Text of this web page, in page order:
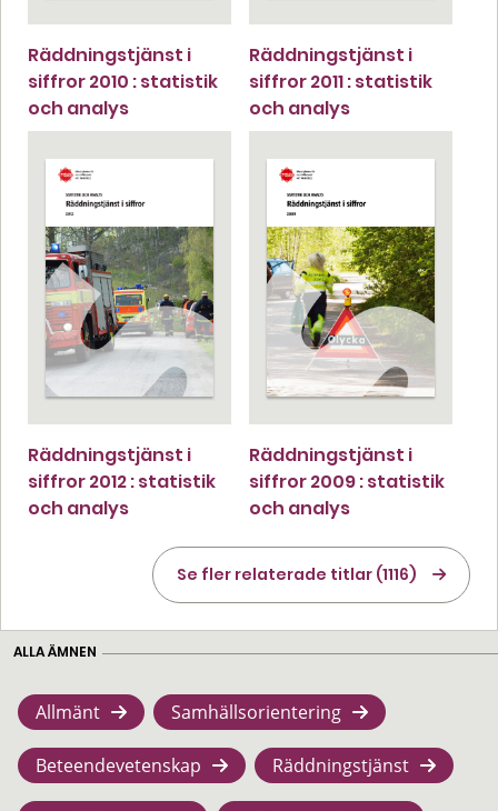
Räddningstjänst i
siffror 2010 : statistik
och analys
Räddningstjänst i
siffror 2011 : statistik
och analys
Räddningstjänst i
siffror 2012 : statistik
och analys
Räddningstjänst i
siffror 2009 : statistik
och analys
Se fler relaterade titlar (1116)
ALLA ÄMNEN
Allmänt Samhällsorientering
Beteendevetenskap Räddningstjänst